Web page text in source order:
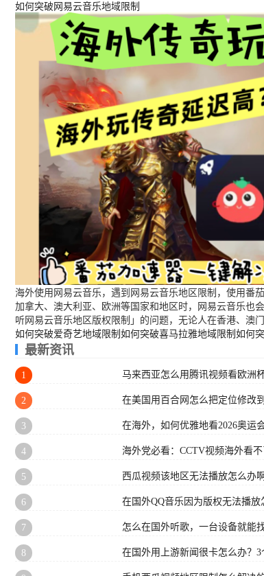
如何突破网易云音乐地域限制
海外使用网易云音乐，遇到网易云音乐地区限制，使用番
加拿大、澳大利亚、欧洲等国家和地区时，网易云音乐也
听网易云音乐地区版权限制」的问题，无论人在香港、澳
如何突破爱奇艺地域限制 如何突破喜马拉雅地域限制 如何
最新资讯
1 马来西亚怎么用腾讯视频看欧洲
2 在美国用百合网怎么把定位修改
3 在海外，如何优雅地看2026奥运
4 海外党必看：CCTV视频海外看
5 西瓜视频该地区无法播放怎么办啊
6 在国外QQ音乐因为版权无法播
7 怎么在国外听歌，一台设备就能
8 在国外用上游新闻很卡怎么办？